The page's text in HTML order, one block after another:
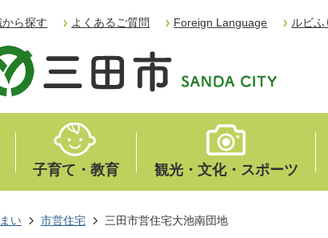
ら探す よくあるご質問 Foreign Language ルビ
子育て・教育 観光・文化・スポーツ
い 市営住宅 三田市営住宅大池南団地